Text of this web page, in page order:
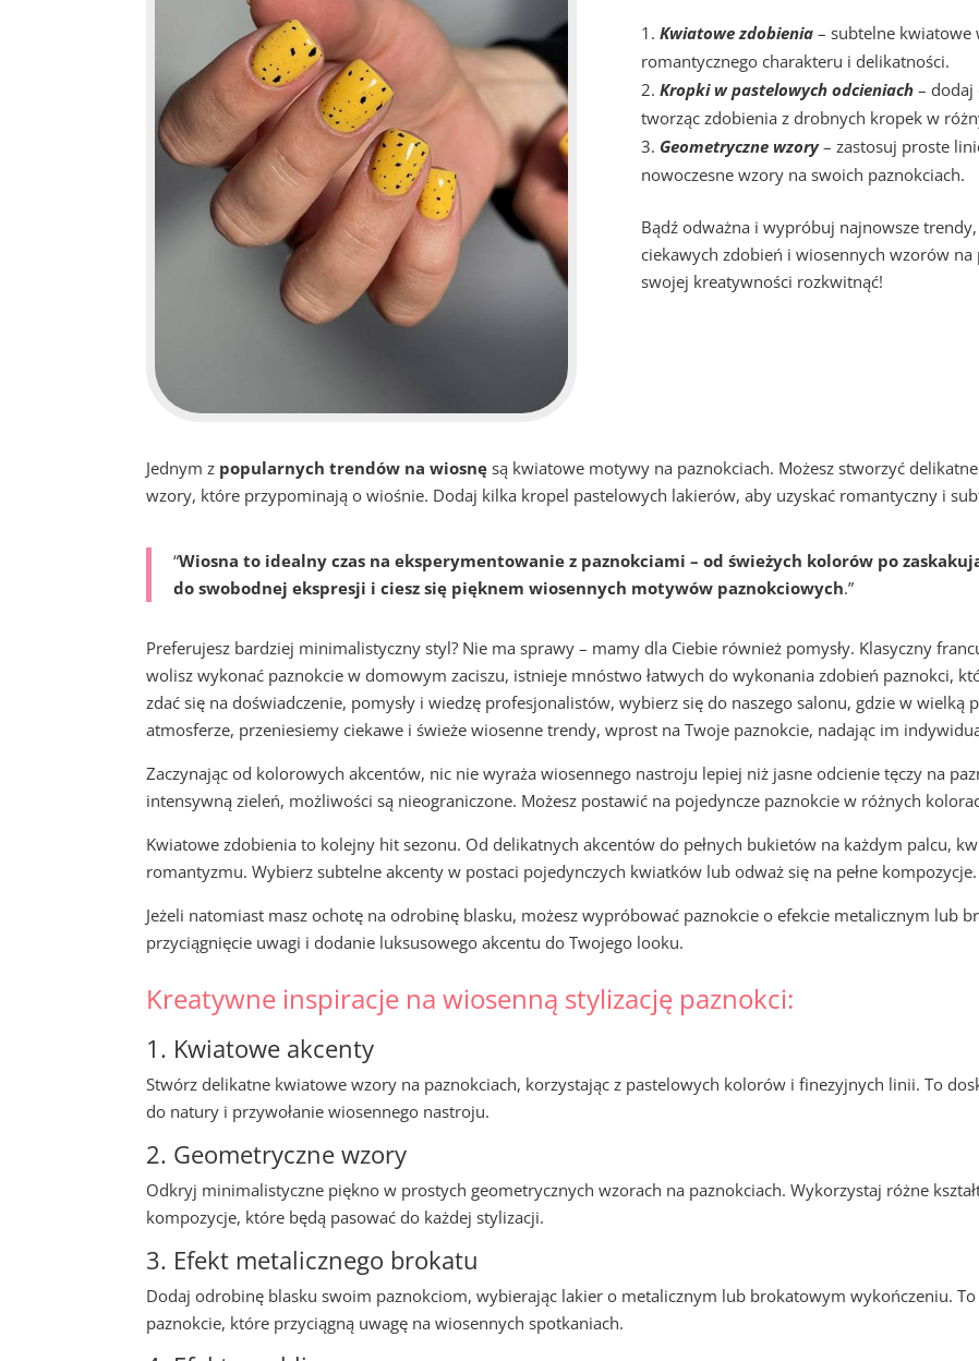
Kwiatowe zdobienia – subtelne kwiatowe
romantycznego charakteru i delikatności.
Kropki w pastelowych odcieniach – dodaj
tworząc zdobienia z drobnych kropek w
Geometryczne wzory – zastosuj proste
nowoczesne wzory na swoich paznokciach.
Bądź odważna i wypróbuj najnowsze
ciekawych zdobień i wiosennych wzorów
swojej kreatywności rozkwitnąć!
Jednym z popularnych trendów na wiosnę są kwiatowe motywy na paznokciach. Możesz stworzyć
wzory, które przypominają o wiośnie. Dodaj kilka kropel pastelowych lakierów, aby uzyskać romantyczny i
“Wiosna to idealny czas na eksperymentowanie z paznokciami – od świeżych kolorów po
do swobodnej ekspresji i ciesz się pięknem wiosennych motywów paznokciowych.”
Preferujesz bardziej minimalistyczny styl? Nie ma sprawy – mamy dla Ciebie również pomysły. Klasyczny
wolisz wykonać paznokcie w domowym zaciszu, istnieje mnóstwo łatwych do wykonania zdobień paznokci,
zdać się na doświadczenie, pomysły i wiedzę profesjonalistów, wybierz się do naszego salonu, gdzie w wielką
atmosferze, przeniesiemy ciekawe i świeże wiosenne trendy, wprost na Twoje paznokcie, nadając im
Zaczynając od kolorowych akcentów, nic nie wyraża wiosennego nastroju lepiej niż jasne odcienie tęczy na
intensywną zieleń, możliwości są nieograniczone. Możesz postawić na pojedyncze paznokcie w różnych
Kwiatowe zdobienia to kolejny hit sezonu. Od delikatnych akcentów do pełnych bukietów na każdym palcu,
romantyzmu. Wybierz subtelne akcenty w postaci pojedynczych kwiatków lub odważ się na pełne kompozycje.
Jeżeli natomiast masz ochotę na odrobinę blasku, możesz wypróbować paznokcie o efekcie metalicznym lub
przyciągnięcie uwagi i dodanie luksusowego akcentu do Twojego looku.
Kreatywne inspiracje na wiosenną stylizację paznokci:
1. Kwiatowe akcenty
Stwórz delikatne kwiatowe wzory na paznokciach, korzystając z pastelowych kolorów i finezyjnych linii. To
do natury i przywołanie wiosennego nastroju.
2. Geometryczne wzory
Odkryj minimalistyczne piękno w prostych geometrycznych wzorach na paznokciach. Wykorzystaj różne
kompozycje, które będą pasować do każdej stylizacji.
3. Efekt metalicznego brokatu
Dodaj odrobinę blasku swoim paznokciom, wybierając lakier o metalicznym lub brokatowym wykończeniu.
paznokcie, które przyciągną uwagę na wiosennych spotkaniach.